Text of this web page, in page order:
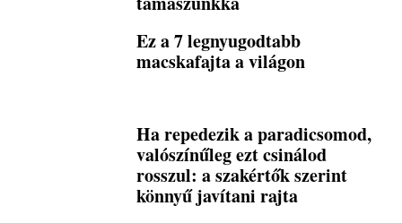
Ez a 7 legnyugodtabb
macskafajta a világon
Ha repedezik a paradicsomod,
valószínűleg ezt csinálod
rosszul: a szakértők szerint
könnyű javítani rajta